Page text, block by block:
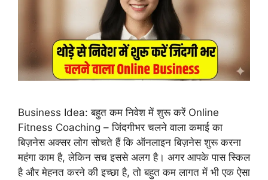
Business Idea: बहुत कम निवेश में शुरू करें Online
Fitness Coaching – जिंदगीभर चलने वाला कमाई का
बिज़नेस अक्सर लोग सोचते हैं कि ऑनलाइन बिज़नेस शुरू करना
महंगा काम है, लेकिन सच इससे अलग है। अगर आपके पास स्किल
है और मेहनत करने की इच्छा है, तो बहुत कम लागत में भी एक ऐसा